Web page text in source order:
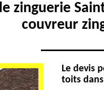
zinguerie
couvreur
Le devis
toits